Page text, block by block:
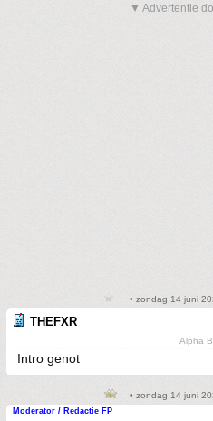
▼ Advertentie
• zondag 14 juni
THEFXR
Alpha
Intro genot
• zondag 14 juni
Moderator / Redactie FP